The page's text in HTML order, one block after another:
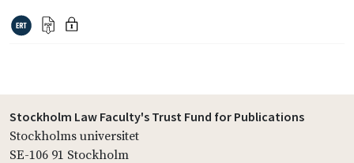
Stockholm Law Faculty's Trust Fund for Publications
Stockholms universitet
SE-106 91 Stockholm